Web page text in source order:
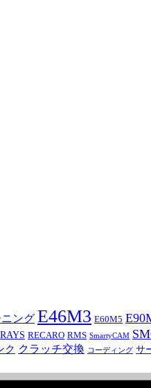
ング E46M3 E60M5
RAYS RECARO RMS SmartyCAM
ク クラッチ交換 コーディング サ